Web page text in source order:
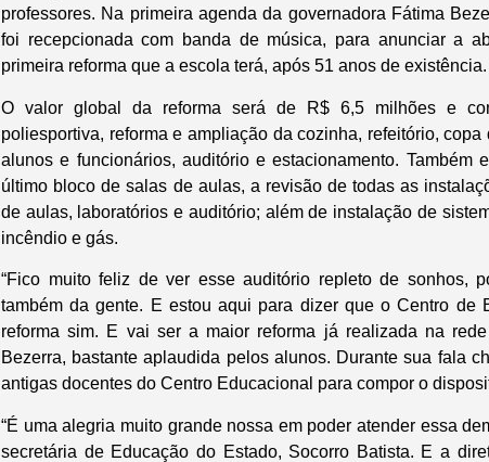
professores. Na primeira agenda da governadora Fátima
foi recepcionada com banda de música, para anunciar a
primeira reforma que a escola terá, após 51 anos de existência.
O valor global da reforma será de R$ 6,5 milhões e
poliesportiva, reforma e ampliação da cozinha, refeitório,
alunos e funcionários, auditório e estacionamento. Também
último bloco de salas de aulas, a revisão de todas as
de aulas, laboratórios e auditório; além de instalação de
incêndio e gás.
“Fico muito feliz de ver esse auditório repleto de sonhos,
também da gente. E estou aqui para dizer que o Centro de
reforma sim. E vai ser a maior reforma já realizada na
Bezerra, bastante aplaudida pelos alunos. Durante sua fala
antigas docentes do Centro Educacional para compor o
“É uma alegria muito grande nossa em poder atender essa
secretária de Educação do Estado, Socorro Batista. E a